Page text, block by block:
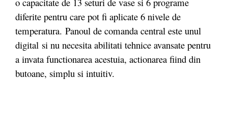
diferite pentru care pot fi aplicate 6 nivele de
temperatura. Panoul de comanda central este unul
digital si nu necesita abilitati tehnice avansate pentru
a invata functionarea acestuia, actionarea fiind din
butoane, simplu si intuitiv.